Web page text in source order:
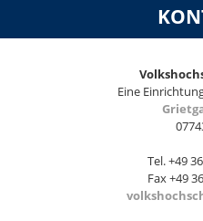
Eine
Tel. +49
Fax +49